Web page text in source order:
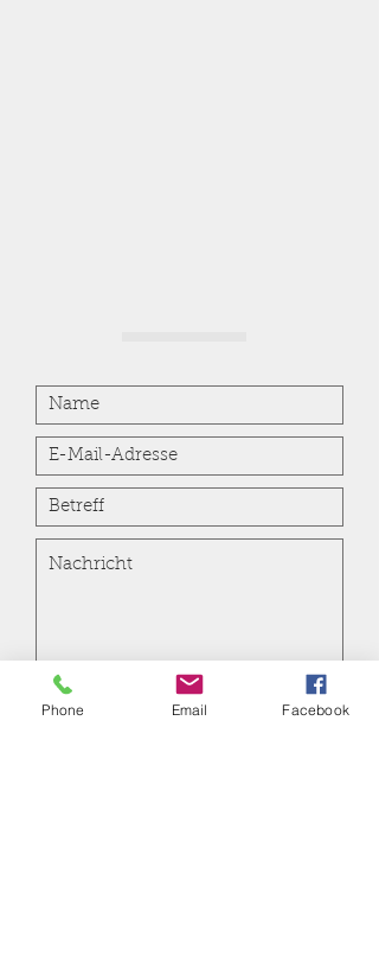
Senden
Phone Email Facebook